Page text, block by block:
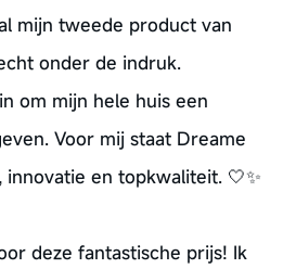
mijn tweede product van
onder de indruk.
om mijn hele huis een
Voor mij staat Dreame
en topkwaliteit. 🤍✨
deze fantastische prijs! Ik